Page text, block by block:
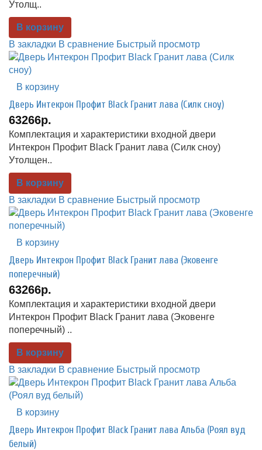
Утолщ..
В корзину
В закладки В сравнение Быстрый просмотр
В корзину
Дверь Интекрон Профит Black Гранит лава (Силк сноу)
63266р.
Комплектация и характеристики входной двери
Интекрон Профит Black Гранит лава (Силк сноу)
Утолщен..
В корзину
В закладки В сравнение Быстрый просмотр
В корзину
Дверь Интекрон Профит Black Гранит лава (Эковенге
поперечный)
63266р.
Комплектация и характеристики входной двери
Интекрон Профит Black Гранит лава (Эковенге
поперечный) ..
В корзину
В закладки В сравнение Быстрый просмотр
В корзину
Дверь Интекрон Профит Black Гранит лава Альба (Роял вуд
белый)